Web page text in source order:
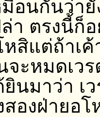
มือนกันว่ายั
ล่า ตรงนี้ก็
หสิแต่ถ้าเ
จะหมดเว
ยินมาว่า เ
สองฝ่ายอ